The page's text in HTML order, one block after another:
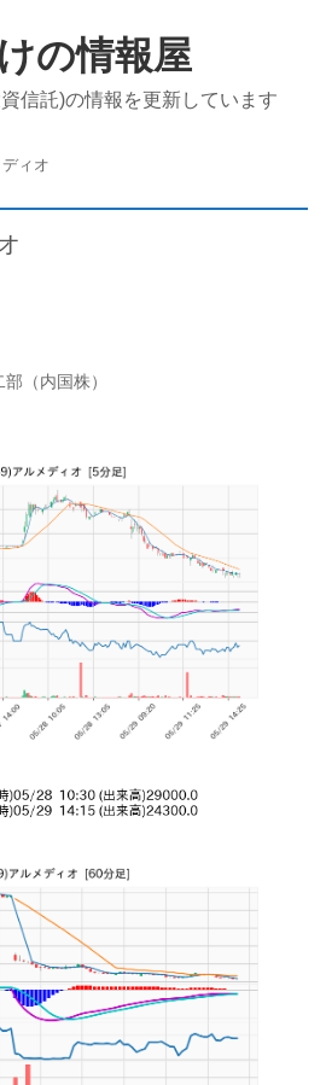
の情報屋
信託)の情報を更新しています
ィオ
（内国株）